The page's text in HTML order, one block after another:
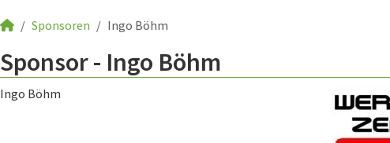
Sponsoren Ingo Böhm
Sponsor - Ingo Böhm
Ingo Böhm